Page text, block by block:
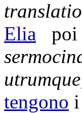
Elia
tengono i